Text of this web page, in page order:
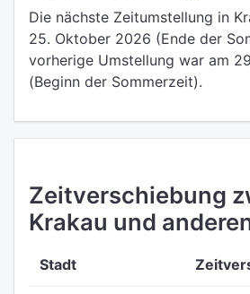
Die nächste Zeitumstellung in
25. Oktober 2026 (Ende der
vorherige Umstellung war am
(Beginn der Sommerzeit).
Zeitverschiebung
Krakau und
Stadt